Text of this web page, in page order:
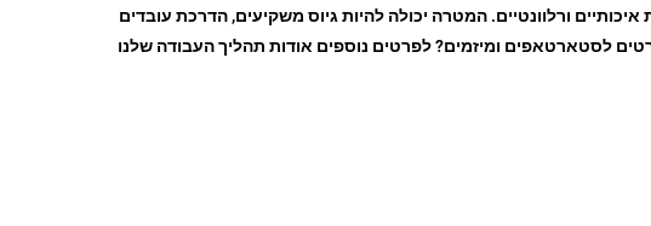
ורלוונטיים. המטרה יכולה להיות גיוס משקיעים, הדרכת עובדים
לסטארטאפים ומיזמים? לפרטים נוספים אודות תהליך העבודה שלנו